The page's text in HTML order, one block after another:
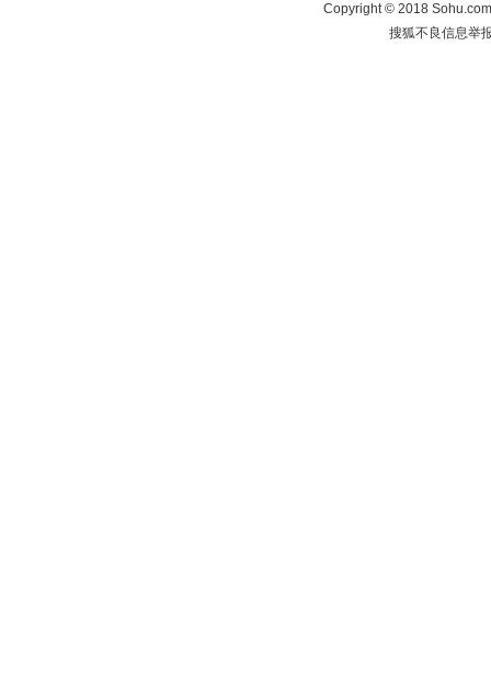
Copyright©2018
搜狐不良信息举